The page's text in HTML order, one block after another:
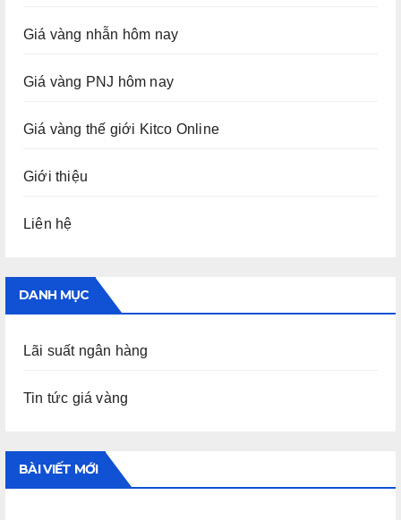
Giá vàng nhẫn hôm nay
Giá vàng PNJ hôm nay
Giá vàng thế giới Kitco Online
Giới thiệu
Liên hệ
DANH MỤC
Lãi suất ngân hàng
Tin tức giá vàng
BÀI VIẾT MỚI